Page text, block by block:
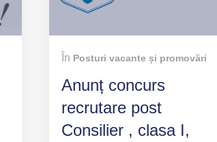
În Posturi vacante și promovări
Anunț concurs
recrutare post
Consilier , clasa I,